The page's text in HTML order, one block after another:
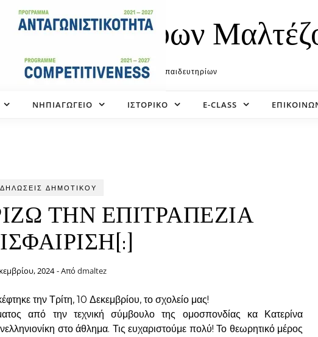
Αφων
Η επίσημη ιστοσελίδα των εκπαιδευτηρίων
ΝΗΠΙΑΓΩΓΕΙΟ ΙΣΤΟΡΙΚΌ E-CLASS
ΔΗΜΟΤΙΚΟΎ
ΤΗΝ ΕΠΙΤΡΑΠΕΖΙΑ
2024 - Από dmaltez
την Τρίτη, 10 Δεκεμβρίου, το σχολείο μας!
από την τεχνική σύμβουλο της ομοσπονδίας κα Κατερίνα
στο άθλημα. Τις ευχαριστούμε πολύ! Το θεωρητικό μέρος